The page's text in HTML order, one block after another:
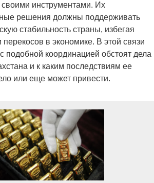
инструментами. Их
решения должны поддерживать
стабильность страны, избегая
в экономике. В этой связи
подобной координацией обстоят дела
и к каким последствиям ее
или еще может привести.